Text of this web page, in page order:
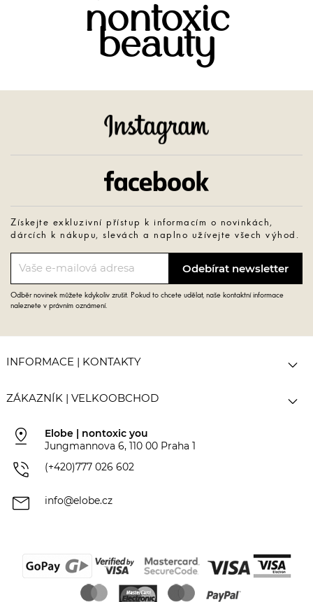
nontoxic
beauty
Získejte exkluzivní přístup k informacím o novinkách,
dárcích k nákupu, slevách a naplno užívejte všech výhod.
Odběr novinek můžete kdykoliv zrušit. Pokud to chcete udělat, naše kontaktní informace
naleznete v právním oznámení.
INFORMACE | KONTAKTY 
ZÁKAZNÍK | VELKOOBCHOD 
pin_drop
Elobe | nontoxic you
Jungmannova 6, 110 00 Praha 1
phone_in_talk (+420)777 026 602
mail info@elobe.cz